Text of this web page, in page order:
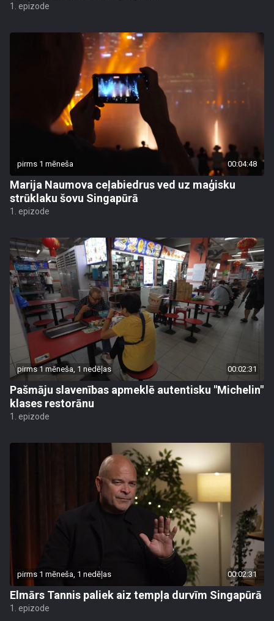
1. epizode
pirms 1 mēneša 00:04:48
Marija Naumova ceļabiedrus ved uz maģisku
strūklaku šovu Singapūrā
1. epizode
pirms 1 mēneša, 1 nedēļas 00:02:31
Pašmāju slavenības apmeklē autentisku "Michelin"
klases restorānu
1. epizode
pirms 1 mēneša, 1 nedēļas 00:02:31
Elmārs Tannis paliek aiz tempļa durvīm Singapūrā
1. epizode